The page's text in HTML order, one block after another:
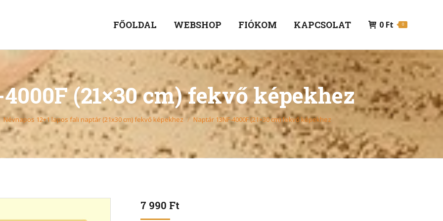
FŐOLDAL WEBSHOP FIÓKOM KAPCSOLAT 0 Ft 0
(21×30 cm) fekvő képekhez
Névnapos 12+1 lapos fali naptár (21x30 cm) fekvő képekhez Naptár 13NF-4000F (21×30 cm) fekvő képekhez
7 990 Ft